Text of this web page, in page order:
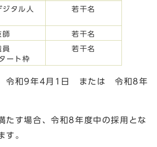
タル人
若干名
師 若干名
員
ート枠
若干名
令和9年4月1日 または 令和8年
たす場合、令和8年度中の採用とな
す。